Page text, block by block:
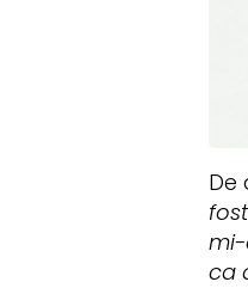
De
mi-
ca